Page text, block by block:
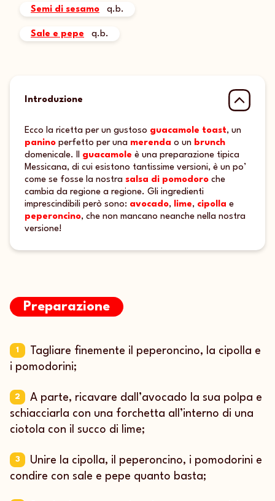
Preparazione
1
Tagliare finemente il peperoncino, la cipolla e
i pomodorini;
2
A parte, ricavare dall’avocado la sua polpa e
schiacciarla con una forchetta all’interno di una
ciotola con il succo di lime;
3
Unire la cipolla, il peperoncino, i pomodorini e
condire con sale e pepe quanto basta;
Introduzione
Ecco la ricetta per un gustoso guacamole toast, un
panino perfetto per una merenda o un brunch
domenicale. Il guacamole è una preparazione tipica
Messicana, di cui esistono tantissime versioni, è un po’
come se fosse la nostra salsa di pomodoro che
cambia da regione a regione. Gli ingredienti
imprescindibili però sono: avocado, lime, cipolla e
peperoncino, che non mancano neanche nella nostra
versione!
Semi di sesamo q.b.
Sale e pepe q.b.